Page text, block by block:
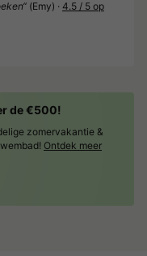
(Emy) · 4.5 / 5 op
de €500!
zomervakantie &
Ontdek meer